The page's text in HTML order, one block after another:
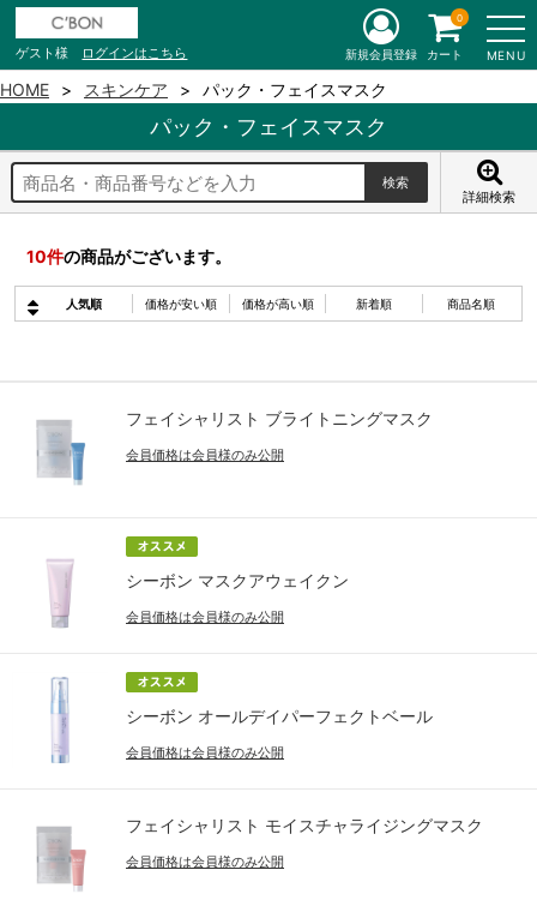
ゲスト様 ログインはこちら MENU
新規会員登録 カート
0
HOME スキンケア パック・フェイスマスク
パック・フェイスマスク
詳細検索
10件の商品がございます。
人気順 価格が安い順 価格が高い順 新着順 商品名順
フェイシャリスト ブライトニングマスク
会員価格は会員様のみ公開
シーボン マスクアウェイクン
会員価格は会員様のみ公開
シーボン オールデイパーフェクトベール
会員価格は会員様のみ公開
フェイシャリスト モイスチャライジングマスク
会員価格は会員様のみ公開